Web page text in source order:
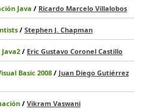
Java / Ricardo Marcelo Villalobos
/ Stephen J. Chapman
/ Eric Gustavo Coronel Castillo
Basic 2008 / Juan Diego Gutiérrez
/ Vikram Vaswani